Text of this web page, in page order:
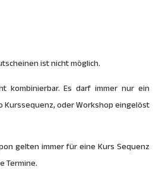
ist nicht möglich.
kombinierbar. Es darf immer nur ein
Kurssequenz, oder Workshop eingelöst
gelten immer für eine Kurs Sequenz
Termine.